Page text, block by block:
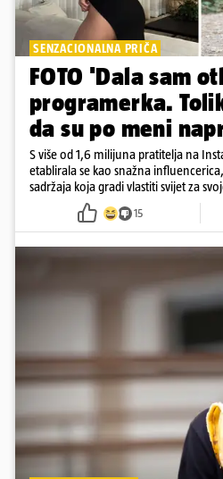
SENZACIONALNA PRIČA
FOTO 'Dala sam
programerka.
da su po meni
S više od 1,6 milijuna pratitelja na
etablirala se kao snažna
sadržaja koja gradi vlastiti svijet za
pokazuje da online slava dolazi i s
15